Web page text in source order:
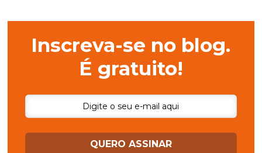
Inscreva-se no blog.
É gratuito!
QUERO ASSINAR